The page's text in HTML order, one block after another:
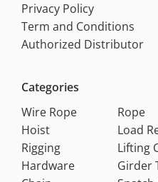
Privacy Policy
Term and Conditions
Authorized Distributor
Categories
Wire Rope
Hoist
Rigging
Hardware
Rope
Load
Lifting
Girder